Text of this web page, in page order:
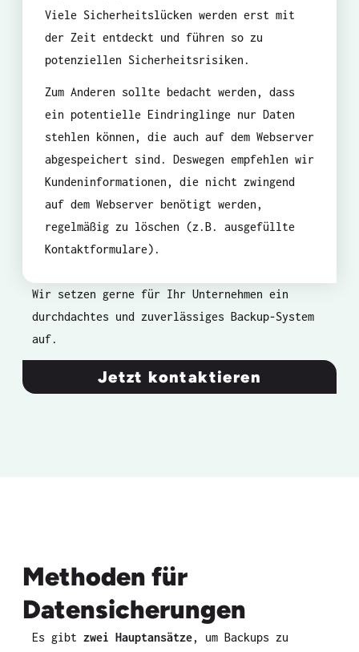
Viele Sicherheitslücken werden erst mit
der Zeit entdeckt und führen so zu
potenziellen Sicherheitsrisiken.
Zum Anderen sollte bedacht werden, dass
ein potentielle Eindringlinge nur Daten
stehlen können, die auch auf dem Webserver
abgespeichert sind. Deswegen empfehlen wir
Kundeninformationen, die nicht zwingend
auf dem Webserver benötigt werden,
regelmäßig zu löschen (z.B. ausgefüllte
Kontaktformulare).
Wir setzen gerne für Ihr Unternehmen ein
durchdachtes und zuverlässiges Backup-System
auf.
Jetzt kontaktieren
Methoden für
Datensicherungen
Es gibt zwei Hauptansätze, um Backups zu